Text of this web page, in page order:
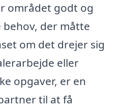
området godt og
der måtte
om det drejer sig
eller
opgaver, er en
til at få